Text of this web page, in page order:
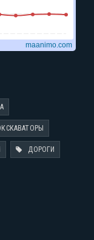
ДОРОГИ